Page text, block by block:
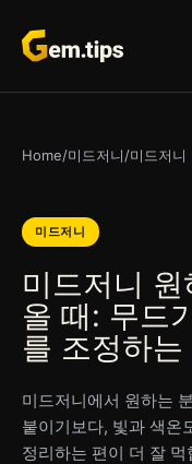
문
로
뛰
Home/미드저니/미드저니
미드저니
미드저니
올 때: 무드
를 조정하는
미드저니에서 원하는
붙이기보다, 빛과 색온
정리하는 편이 더 잘